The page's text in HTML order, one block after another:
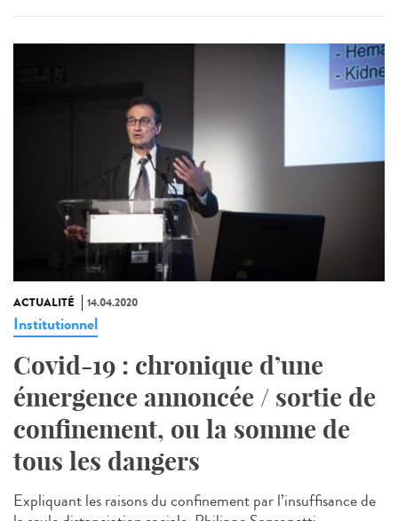
ACTUALITÉ 14.04.2020
Institutionnel
Covid-19 : chronique d’une
émergence annoncée / sortie de
confinement, ou la somme de
tous les dangers
Expliquant les raisons du confinement par l’insuffisance de